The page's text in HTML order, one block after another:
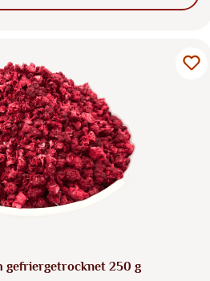
von 4.5 von 5 Sternen
gefriergetrocknet 250 g